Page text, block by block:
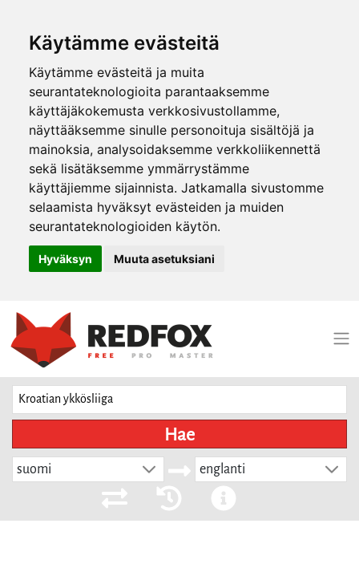
Käytämme evästeitä
Käytämme evästeitä ja muita
seurantateknologioita parantaaksemme
käyttäjäkokemusta verkkosivustollamme,
näyttääksemme sinulle personoituja sisältöjä ja
mainoksia, analysoidaksemme verkkoliikennettä
sekä lisätäksemme ymmärrystämme
käyttäjiemme sijainnista. Jatkamalla sivustomme
selaamista hyväksyt evästeiden ja muiden
seurantateknologioiden käytön.
Hyväksyn Muuta asetuksiani
Hae
suomi englanti